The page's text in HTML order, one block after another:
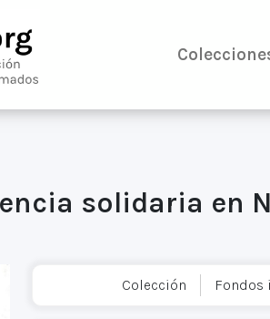
solidaria en
Colección Fondos